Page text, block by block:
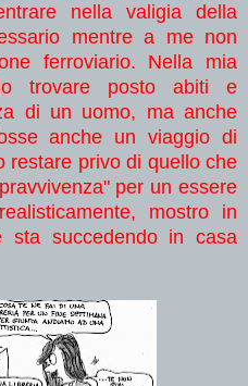
nella valigia della
mentre a me non
ferroviario. Nella mia
trovare posto abiti e
di un uomo, ma anche
anche un viaggio di
restare privo di quello che
per un essere
mostro in
sta succedendo in casa